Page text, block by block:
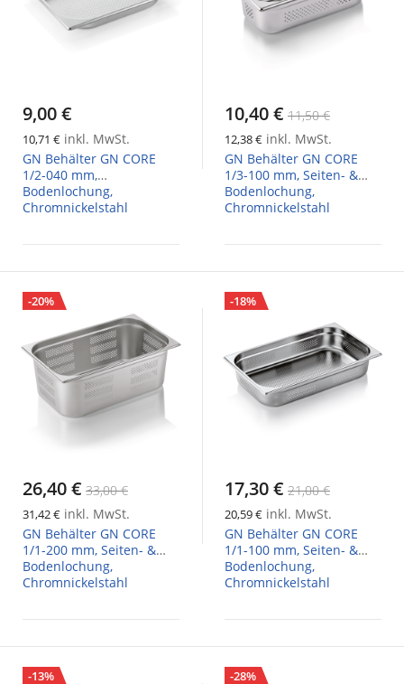
9,00 €
10,71 € inkl. MwSt.
GN Behälter GN CORE
1/2-040 mm,
Bodenlochung,
Chromnickelstahl
10,40 € 11,50 €
12,38 € inkl. MwSt.
GN Behälter GN CORE
1/3-100 mm, Seiten- &
Bodenlochung,
Chromnickelstahl
-20%
26,40 € 33,00 €
31,42 € inkl. MwSt.
GN Behälter GN CORE
1/1-200 mm, Seiten- &
Bodenlochung,
Chromnickelstahl
-18%
17,30 € 21,00 €
20,59 € inkl. MwSt.
GN Behälter GN CORE
1/1-100 mm, Seiten- &
Bodenlochung,
Chromnickelstahl
-13% -28%